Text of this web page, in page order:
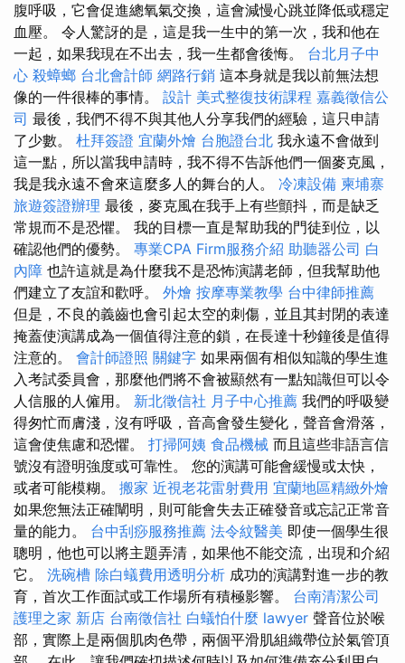
腹呼吸，它會促進總氧氣交換，這會減慢心跳並降低或穩定
血壓。 令人驚訝的是，這是我一生中的第一次，我和他在
一起，如果我現在不出去，我一生都會後悔。 台北月子中
心 殺蟑螂 台北會計師 網路行銷 這本身就是我以前無法想
像的一件很棒的事情。 設計 美式整復技術課程 嘉義徵信公
司 最後，我們不得不與其他人分享我們的經驗，這只申請
了少數。 杜拜簽證 宜蘭外燴 台胞證台北 我永遠不會做到
這一點，所以當我申請時，我不得不告訴他們一個麥克風，
我是我永遠不會來這麼多人的舞台的人。 冷凍設備 柬埔寨
旅遊簽證辦理 最後，麥克風在我手上有些顫抖，而是缺乏
常規而不是恐懼。 我的目標一直是幫助我的門徒到位，以
確認他們的優勢。 專業CPA Firm服務介紹 助聽器公司 白
內障 也許這就是為什麼我不是恐怖演講老師，但我幫助他
們建立了友誼和歡呼。 外燴 按摩專業教學 台中律師推薦
但是，不良的義齒也會引起太空的刺傷，並且其封閉的表達
掩蓋使演講成為一個值得注意的鎖，在長達十秒鐘後是值得
注意的。 會計師證照 關鍵字 如果兩個有相似知識的學生進
入考試委員會，那麼他們將不會被顯然有一點知識但可以令
人信服的人僱用。 新北徵信社 月子中心推薦 我們的呼吸變
得匆忙而膚淺，沒有呼吸，音高會發生變化，聲音會滑落，
這會使焦慮和恐懼。 打掃阿姨 食品機械 而且這些非語言信
號沒有證明強度或可靠性。 您的演講可能會緩慢或太快，
或者可能模糊。 搬家 近視老花雷射費用 宜蘭地區精緻外燴
如果您無法正確闡明，則可能會失去正確發音或忘記正常音
量的能力。 台中刮痧服務推薦 法令紋醫美 即使一個學生很
聰明，他也可以將主題弄清，如果他不能交流，出現和介紹
它。 洗碗槽 除白蟻費用透明分析 成功的演講對進一步的教
育，首次工作面試或工作場所有積極影響。 台南清潔公司
護理之家 新店 台南徵信社 白蟻怕什麼 lawyer 聲音位於喉
部，實際上是兩個肌肉色帶，兩個平滑肌組織帶位於氣管頂